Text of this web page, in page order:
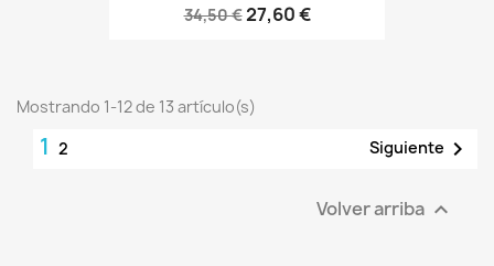
34,50 €27,60 €
Mostrando 1-12 de 13 artículo(s)
1 2 Siguiente 
Volver arriba 